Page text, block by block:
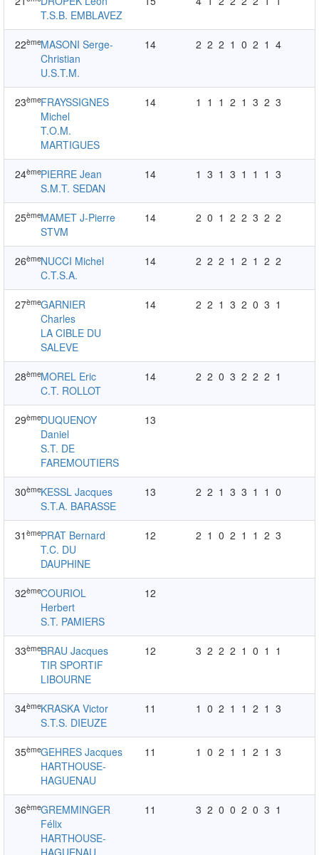
T.S.B. EMBLAVEZ
22èmeMASONI Serge-
Christian
U.S.T.M.
14 2 2 2 1 0 2 1 4
23èmeFRAYSSIGNES
Michel
T.O.M.
MARTIGUES
14 1 1 1 2 1 3 2 3
24èmePIERRE Jean
S.M.T. SEDAN
14 1 3 1 3 1 1 1 3
25èmeMAMET J-Pierre
STVM
14 2 0 1 2 2 3 2 2
26èmeNUCCI Michel
C.T.S.A.
14 2 2 2 1 2 1 2 2
27èmeGARNIER
Charles
LA CIBLE DU
SALEVE
14 2 2 1 3 2 0 3 1
28èmeMOREL Eric
C.T. ROLLOT
14 2 2 0 3 2 2 2 1
29èmeDUQUENOY
Daniel
S.T. DE
FAREMOUTIERS
13
30èmeKESSL Jacques
S.T.A. BARASSE
13 2 2 1 3 3 1 1 0
31 èmePRAT Bernard
T.C. DU
DAUPHINE
12 2 1 0 2 1 1 2 3
32èmeCOURIOL
Herbert
S.T. PAMIERS
12
33èmeBRAU Jacques
TIR SPORTIF
LIBOURNE
12 3 2 2 2 1 0 1 1
34èmeKRASKA Victor
S.T.S. DIEUZE
11 1 0 2 1 1 2 1 3
35èmeGEHRES Jacques
HARTHOUSE-
HAGUENAU
11 1 0 2 1 1 2 1 3
36èmeGREMMINGER
Félix
HARTHOUSE-
HAGUENAU
11 3 2 0 0 2 0 3 1